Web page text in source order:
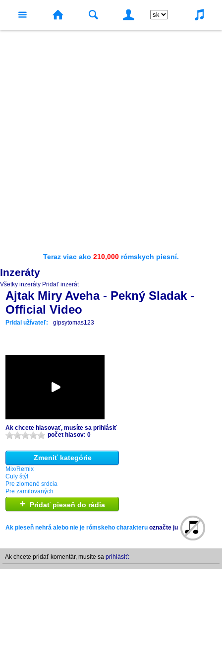
Teraz viac ako 210,000 rómskych piesní.
Inzeráty
Všetky inzeráty Pridať inzerát
Ajtak Miry Aveha - Pekný Sladak -
Official Video
Pridal užívateľ: gipsytomas123
Ak chcete hlasovať, musíte sa prihlásiť
počet hlasov: 0
Zmeniť kategórie
Mix/Remix
Culy štýl
Pre zlomené srdcia
Pre zamilovaných
+ Pridať pieseň do rádia
Ak pieseň nehrá alebo nie je rómskeho charakteru označte ju
Ak chcete pridať komentár, musíte sa prihlásiť: